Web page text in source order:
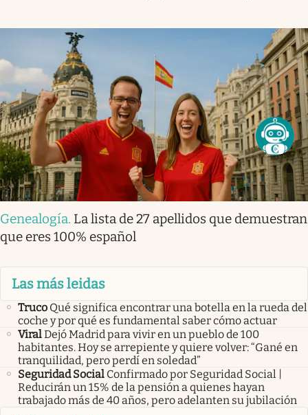
Genealogía. La lista de 27 apellidos que demuestran
que eres 100% español
Las más leidas
Truco Qué significa encontrar una botella en la rueda del
coche y por qué es fundamental saber cómo actuar
ViralDejó Madrid para vivir en un pueblo de 100
habitantes. Hoy se arrepiente y quiere volver: “Gané en
tranquilidad, pero perdí en soledad”
Seguridad Social Confirmado por Seguridad Social |
Reducirán un 15% de la pensión a quienes hayan
trabajado más de 40 años, pero adelanten su jubilación